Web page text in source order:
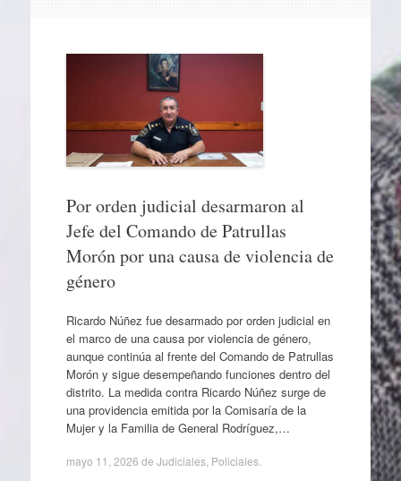
Por orden judicial desarmaron al
Jefe del Comando de Patrullas
Morón por una causa de violencia de
género
Ricardo Núñez fue desarmado por orden judicial en
el marco de una causa por violencia de género,
aunque continúa al frente del Comando de Patrullas
Morón y sigue desempeñando funciones dentro del
distrito. La medida contra Ricardo Núñez surge de
una providencia emitida por la Comisaría de la
Mujer y la Familia de General Rodríguez,…
mayo 11, 2026 de Judiciales, Policiales.